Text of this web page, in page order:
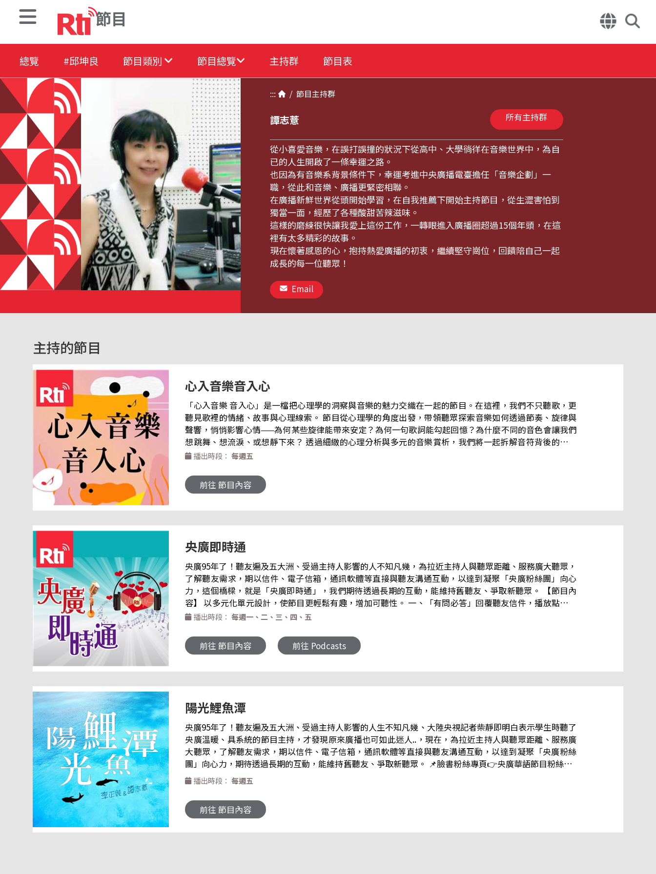
節目
總覽 #邱坤良 節目類別 節目總覽 主持群 節目表
::: / 節目主持群
譚志薏 所有主持群
從小喜愛音樂，在誤打誤撞的狀況下從高中、大學徜徉在音樂世界中，為自
已的人生開啟了一條幸運之路。
也因為有音樂系背景條件下，幸運考進中央廣播電臺擔任「音樂企劃」一
職，從此和音樂、廣播更緊密相聯。
在廣播新鮮世界從頭開始學習，在自我推薦下開始主持節目，從生澀害怕到
獨當一面，經歷了各種酸甜苦辣滋味。
這樣的磨練很快讓我愛上這份工作，一轉眼進入廣播圈超過15個年頭，在這
裡有太多精彩的故事。
現在懷著感恩的心，抱持熱愛廣播的初衷，繼續堅守崗位，回饋陪自己一起
成長的每一位聽眾！
Email
主持的節目
心入音樂音入心
「心入音樂 音入心」是一檔把心理學的洞察與音樂的魅力交織在一起的節目。在這裡，我們不只聽歌，更
聽見歌裡的情緒、故事與心理線索。 節目從心理學的角度出發，帶領聽眾探索音樂如何透過節奏、旋律與
聲響，悄悄影響心情——為何某些旋律能帶來安定？為何一句歌詞能勾起回憶？為什麼不同的音色會讓我們
想跳舞、想流淚、或想靜下來？ 透過細緻的心理分析與多元的音樂賞析，我們將一起拆解音符背後的情感
密碼，理解那些看似抽象、卻深深牽動人心的心理反應。 「心入音樂 音入心」希望陪你突破「只是聽歌」
廣華語節目粉絲團 | Facebook 來信資訊 郵寄地址｜臺灣104237臺北市中山區北安路55號 中央廣播電臺 華
語節目 收 e-mail｜17rti@rti.org.tw
播出時段：每週五
前往 節目內容
央廣即時通
央廣95年了！聽友遍及五大洲、受過主持人影響的人不知凡幾，為拉近主持人與聽眾距離、服務廣大聽眾，
了解聽友需求，期以信件、電子信箱，通訊軟體等直接與聽友溝通互動，以達到凝聚「央廣粉絲團」向心
力，這個橋樑，就是「央廣即時通」，我們期待透過長期的互動，能維持舊聽友、爭取新聽眾。 【節目內
容】 以多元化單元設計，使節目更輕鬆有趣，增加可聽性。 一、「有問必答」回覆聽友信件，播放點播歌
曲。 二、「主持人會客時間」邀請央廣各節目主持人分享與聽眾互動的點點滴滴。 三、「央廣新鮮事」介
聊，與最熟悉的陌生人，央廣主持人交流互動。 email：rtitantan@gmail.com 微博 Weibo
: https://www.weibo.com/u/2130291945
播出時段：每週一、二、三、四、五
前往 節目內容 前往 Podcasts
陽光鯉魚潭
央廣95年了！聽友遍及五大洲、受過主持人影響的人生不知凡幾、大陸央視記者柴靜即明白表示學生時聽了
央廣溫暖、具系統的節目主持，才發現原來廣播也可如此迷人..，現在，為拉近主持人與聽眾距離、服務廣
大聽眾，了解聽友需求，期以信件、電子信箱，通訊軟體等直接與聽友溝通互動，以達到凝聚「央廣粉絲
團」向心力，期待透過長期的互動，能維持舊聽友、爭取新聽眾。 📌臉書粉絲專頁👉央廣華語節目粉絲團 |
Facebook 來信資訊 郵寄地址｜臺灣104237臺北市中山區北安路55號 中央廣播電臺 華語節目 收 e-mail｜
播出時段：每週五
前往 節目內容